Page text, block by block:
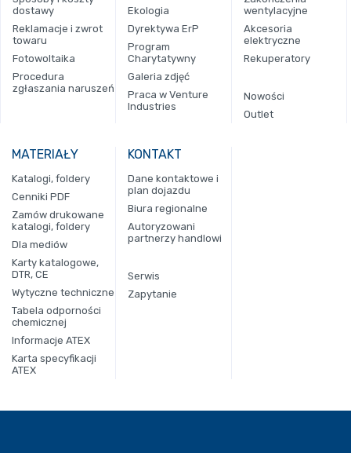
dostawy
Reklamacje i zwrot
towaru
Fotowoltaika
Procedura
zgłaszania naruszeń
Ekologia
Dyrektywa ErP
Program
Charytatywny
Galeria zdjęć
Praca w Venture
Industries
wentylacyjne
Akcesoria
elektryczne
Rekuperatory
Nowości
Outlet
MATERIAŁY
Katalogi, foldery
Cenniki PDF
Zamów drukowane
katalogi, foldery
Dla mediów
Karty katalogowe,
DTR, CE
Wytyczne techniczne
Tabela odporności
chemicznej
Informacje ATEX
Karta specyfikacji
ATEX
KONTAKT
Dane kontaktowe i
plan dojazdu
Biura regionalne
Autoryzowani
partnerzy handlowi
Serwis
Zapytanie